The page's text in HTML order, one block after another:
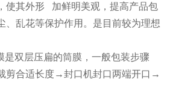
使其外形 加鲜明美观，提高产品包
、乱花等保护作用。是目前较为理想
是双层压扁的筒膜，一般包装步骤
剪合适长度→封口机封口两端开口→